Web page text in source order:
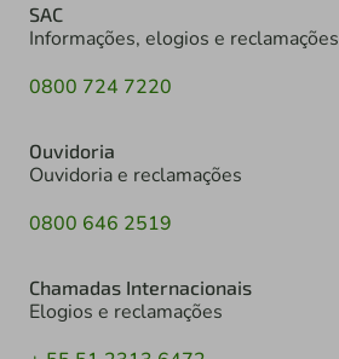
SAC
Informações, elogios e reclamações
0800 724 7220
Ouvidoria
Ouvidoria e reclamações
0800 646 2519
Chamadas Internacionais
Elogios e reclamações